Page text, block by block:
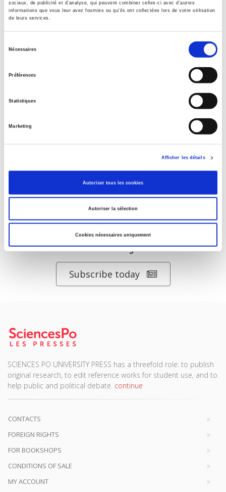
sociaux, de publicité et d'analyse, qui peuvent combiner celles-ci avec d'autres
informations que vous leur avez fournies ou qu'ils ont collectées lors de votre utilisation
de leurs services.
Nécessaires
Préférences
Statistiques
Marketing
Afficher les détails
Autoriser tous les cookies
Autoriser la sélection
Cookies nécessaires uniquement
La mutation climatique
La ville verte au pied du mur
DISCOVER OUR JOURNALS
Subscribe today
SCIENCES PO UNIVERSITY PRESS has a threefold role: to publish
original research, to edit reference works for student use, and to
help public and political debate. continue
CONTACTS
FOREIGN RIGHTS
FOR BOOKSHOPS
CONDITIONS OF SALE
MY ACCOUNT